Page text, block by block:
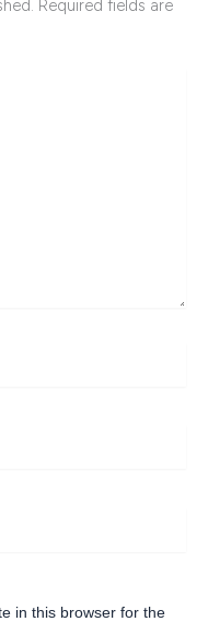
Required fields are
in this browser for the